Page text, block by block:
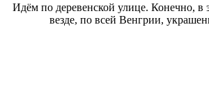
Идём по деревенской улице. Конечно, в
везде, по всей Венгрии,